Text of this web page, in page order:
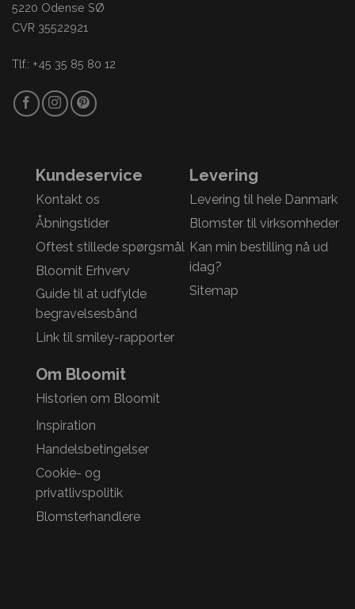
5220 Odense SØ
CVR 35522921
Tlf.: +45 35 85 80 12
Kundeservice
Kontakt os
Åbningstider
Oftest stillede spørgsmål
Bloomit Erhverv
Guide til at udfylde
begravelsesbånd
Link til smiley-rapporter
Levering
Levering til hele Danmark
Blomster til virksomheder
Kan min bestilling nå ud
idag?
Sitemap
Om Bloomit
Historien om Bloomit
Inspiration
Handelsbetingelser
Cookie- og
privatlivspolitik
Blomsterhandlere